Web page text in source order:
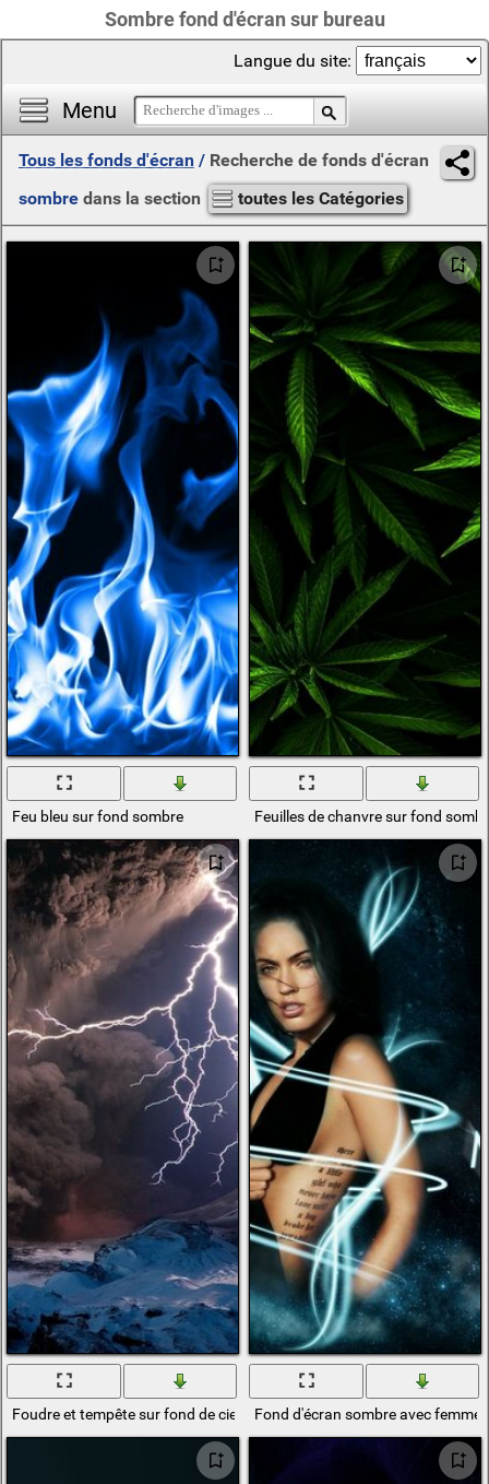
Sombre fond d'écran sur bureau
Menu
Langue du site:
Tous les fonds d'écran / Recherche de fonds d'écran
sombre dans la section toutes les Catégories
Feu bleu sur fond sombre Feuilles de chanvre sur fond
Foudre et tempête sur fond de ciel sombreFond d'écran sombre avec femme